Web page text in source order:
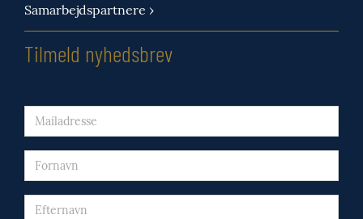
Samarbejdspartnere ›
Tilmeld nyhedsbrev